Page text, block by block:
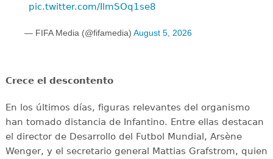
pic.twitter.com/IlmSOq1se8
— FIFA Media (@fifamedia) August 5, 2026
Crece el descontento
En los últimos días, figuras relevantes del organismo
han tomado distancia de Infantino. Entre ellas destacan
el director de Desarrollo del Futbol Mundial, Arsène
Wenger, y el secretario general Mattias Grafstrom, quien